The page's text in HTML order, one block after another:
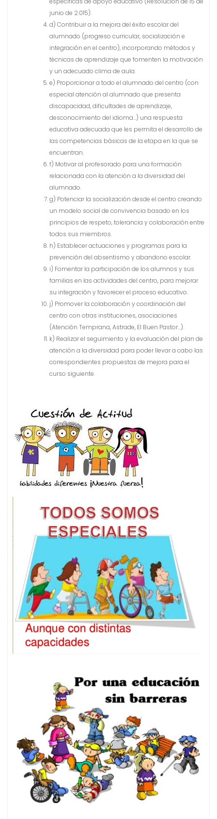
junio de 2.015).
d) Contribuir a la mejora del éxito escolar del
alumnado (progreso curricular, socialización e
integración en el centro), incorporando métodos y
técnicas de aprendizaje que fomenten la motivación
y un adecuado clima de aula.
e) Proporcionar a todo el alumnado del centro (con
especial atención al alumnado que presenta
discapacidad, dificultades de aprendizaje,
desconocimiento del idioma…) una respuesta
educativa adecuada que les permita el desarrollo de
las competencias básicas de la etapa en la que se
encuentran.
f) Motivar al profesorado para una formación
relacionada con la atención a la diversidad del
alumnado.
g) Potenciar la socialización desde el centro creando
un modelo social de convivencia basado en los
principios de respeto, tolerancia y colaboración entre
todos sus miembros.
h) Establecer actuaciones y programas para la
prevención del absentismo y abandono escolar.
i) Fomentar la participación de los alumnos y sus
familias en las actividades del centro, para mejorar
su integración y favorecer el proceso educativo.
j) Promover la colaboración y coordinación del
centro con otras instituciones, asociaciones
(Atención Temprana, Astrade, El Buen Pastor…).
k) Realizar el seguimiento y la evaluación del plan de
atención a la diversidad para poder llevar a cabo las
correspondientes propuestas de mejora para el
curso siguiente.